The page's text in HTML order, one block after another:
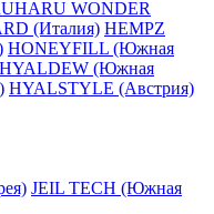
WONDER
(Италия) HEMPZ
HONEYFILL (Южная
HYALDEW (Южная
HYALSTYLE (Австрия)
JEIL TECH (Южная